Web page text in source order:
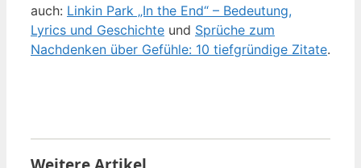
auch: Linkin Park „In the End“ – Bedeutung,
Lyrics und Geschichte und Sprüche zum
Nachdenken über Gefühle: 10 tiefgründige Zitate.